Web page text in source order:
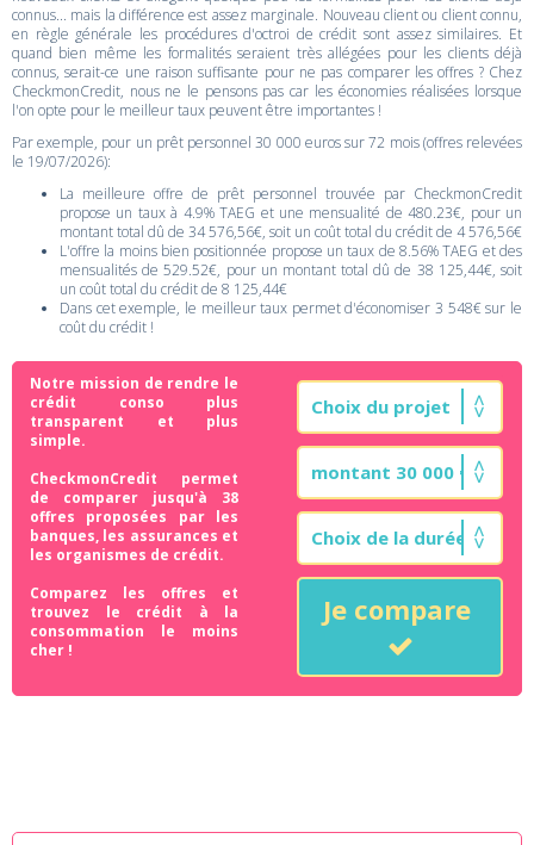
connus... mais la différence est assez marginale. Nouveau client ou client connu,
en règle générale les procédures d'octroi de crédit sont assez similaires. Et
quand bien même les formalités seraient très allégées pour les clients déjà
connus, serait-ce une raison suffisante pour ne pas comparer les offres ? Chez
CheckmonCredit, nous ne le pensons pas car les économies réalisées lorsque
l'on opte pour le meilleur taux peuvent être importantes !
Par exemple, pour un prêt personnel 30 000 euros sur 72 mois (offres relevées
le 19/07/2026):
La meilleure offre de prêt personnel trouvée par CheckmonCredit
propose un taux à 4.9% TAEG et une mensualité de 480.23€, pour un
montant total dû de 34 576,56€, soit un coût total du crédit de 4 576,56€
L'offre la moins bien positionnée propose un taux de 8.56% TAEG et des
mensualités de 529.52€, pour un montant total dû de 38 125,44€, soit
un coût total du crédit de 8 125,44€
Dans cet exemple, le meilleur taux permet d'économiser 3 548€ sur le
coût du crédit !
Notre mission de rendre le
crédit conso plus
transparent et plus
simple.
CheckmonCredit permet
de comparer jusqu'à 38
offres proposées par les
banques, les assurances et
les organismes de crédit.
Comparez les offres et
trouvez le crédit à la
consommation le moins
cher !
Je compare